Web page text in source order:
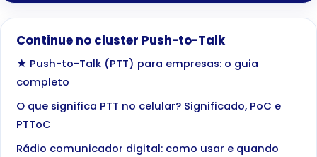
Continue no cluster Push-to-Talk
★ Push-to-Talk (PTT) para empresas: o guia
completo
O que significa PTT no celular? Significado, PoC e
PTToC
Rádio comunicador digital: como usar e quando